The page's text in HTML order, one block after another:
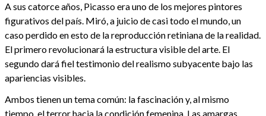
A sus catorce años, Picasso era uno de los mejores pintores
figurativos del país. Miró, a juicio de casi todo el mundo, un
caso perdido en esto de la reproducción retiniana de la realidad.
El primero revolucionará la estructura visible del arte. El
segundo dará fiel testimonio del realismo subyacente bajo las
apariencias visibles.
Ambos tienen un tema común: la fascinación y, al mismo
tiempo, el terror hacia la condición femenina. Las amargas